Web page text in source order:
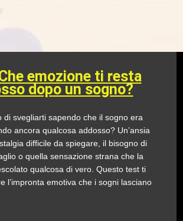
emozione ti resta
dopo un sogno?
di svegliarti sapendo che il sogno era
ancora qualcosa addosso? Un’ansia
difficile da spiegare, il bisogno di
o quella sensazione strana che la
qualcosa di vero. Questo test ti
l’impronta emotiva che i sogni lasciano